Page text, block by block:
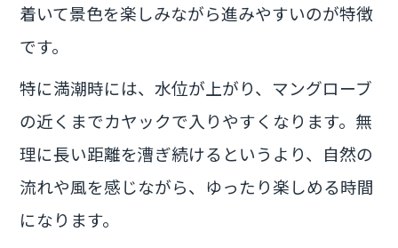
着いて景色を楽しみながら進みやすいのが特徴
です。
特に満潮時には、水位が上がり、マングローブ
の近くまでカヤックで入りやすくなります。無
理に長い距離を漕ぎ続けるというより、自然の
流れや風を感じながら、ゆったり楽しめる時間
になります。